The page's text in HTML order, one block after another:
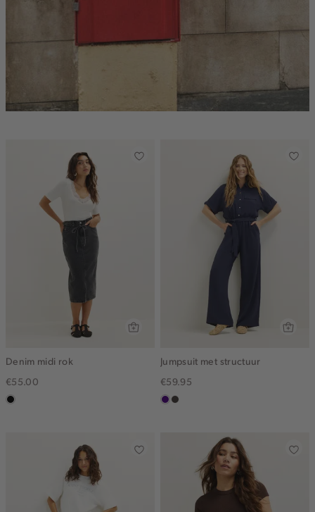
Denim midi rok
€55.00
zwart,
Jumpsuit met structuur
€59.95
indigochoco